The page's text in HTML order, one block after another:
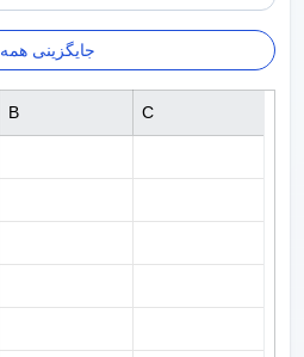
جایگزینی همه
B C